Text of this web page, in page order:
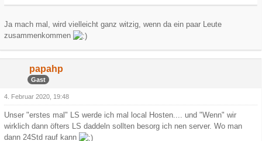
Ja mach mal, wird vielleicht ganz witzig, wenn da ein paar Leute
zusammenkommen
papahp
Gast
4. Februar 2020, 19:48
Unser "erstes mal" LS werde ich mal local Hosten.... und "Wenn" wir
wirklich dann öfters LS daddeln sollten besorg ich nen server. Wo man
dann 24Std rauf kann